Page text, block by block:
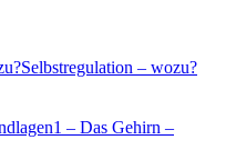
Selbstregulation – wozu?
1 – Das Gehirn –